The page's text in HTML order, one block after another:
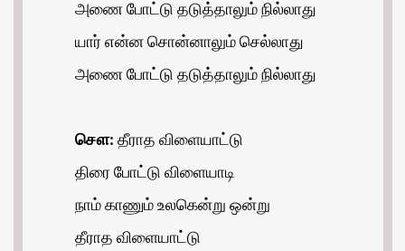
அணை போட்டு தடுத்தாலும் நில்லாது
யார் என்ன சொன்னாலும் செல்லாது
அணை போட்டு தடுத்தாலும் நில்லாது
சௌ: தீராத விளையாட்டு
திரை போட்டு விளையாடி
நாம் காணும் உலகென்று ஒன்று
தீராத விளையாட்டு